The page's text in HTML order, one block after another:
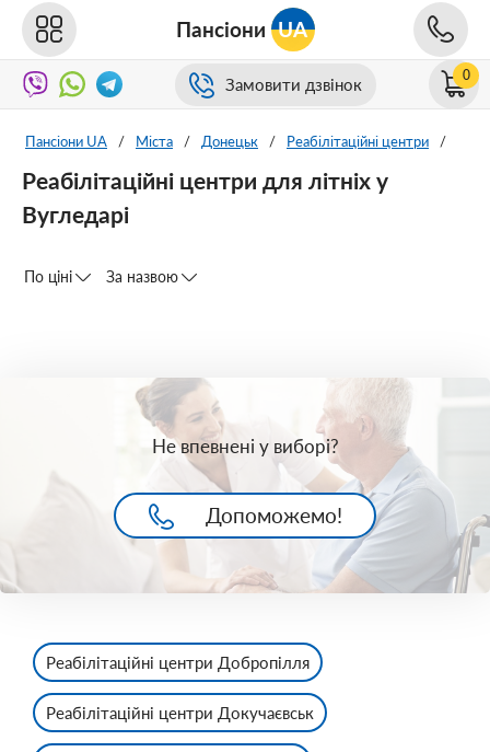
Пансіони UA
Замовити дзвінок 0
Пансіони UA / Міста / Донецьк / Реабілітаційні центри /
Реабілітаційні центри для літніх у
Вугледарі
По ціні За назвою
Не впевнені у виборі?
Допоможемо!
Реабілітаційні центри Добропілля
Реабілітаційні центри Докучаєвськ